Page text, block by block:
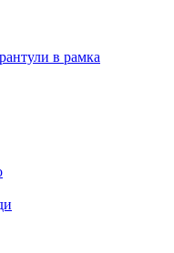
в рамка